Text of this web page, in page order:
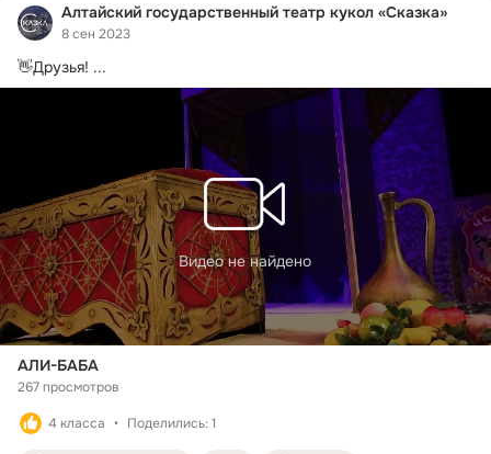
Алтайский государственный театр кукол «Сказка»
8 сен 2023
👋Друзья! ...
Видео не найдено
АЛИ-БАБА
267 просмотров
4 класса Поделились: 1